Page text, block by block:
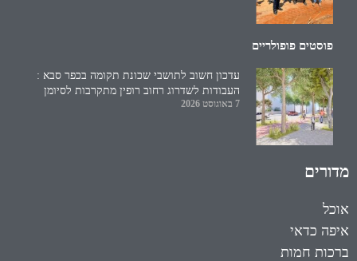
פוסטים פופולריים
עדכון חשוב לתושבי שכונת תקומה בכפר סבא :
העבודות לשדרוג רחוב רופין מתקרבות לסיומן
7 באוגוסט 2026
מדורים
אוכל
איפה כדאי
ברכות חמות